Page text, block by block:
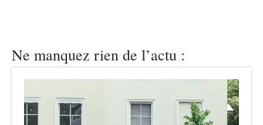
Ne manquez rien de l’actu :